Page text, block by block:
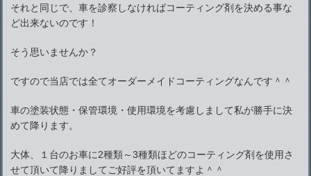
それと同じで、車を診察しなければコーティング剤を決める事な
ど出来ないのです！
そう思いませんか？
ですので当店では全てオーダーメイドコーティングなんです＾＾
車の塗装状態・保管環境・使用環境を考慮しまして私が勝手に決
めて降ります。
大体、１台のお車に2種類～3種類ほどのコーティング剤を使用さ
せて頂いて降りましてご好評を頂いてますよ＾＾